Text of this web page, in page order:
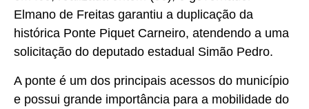
Elmano de Freitas garantiu a duplicação da
histórica Ponte Piquet Carneiro, atendendo a uma
solicitação do deputado estadual Simão Pedro.
A ponte é um dos principais acessos do município
e possui grande importância para a mobilidade do